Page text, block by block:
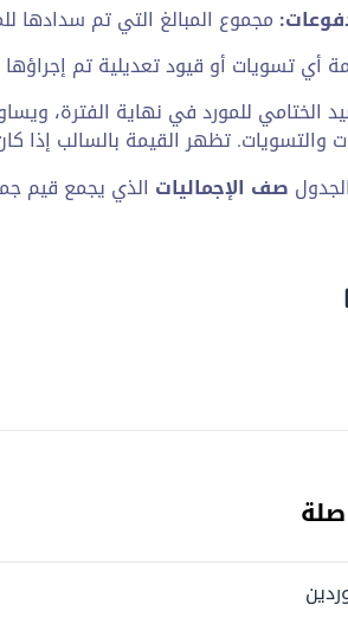
مجموع المبالغ التي تم سدادها
أي تسويات أو قيود تعديلية تم
الختامي للمورد في نهاية الفترة،
والتسويات. تظهر القيمة بالسالب إذا
صف الإجماليات الذي يجمع قيم